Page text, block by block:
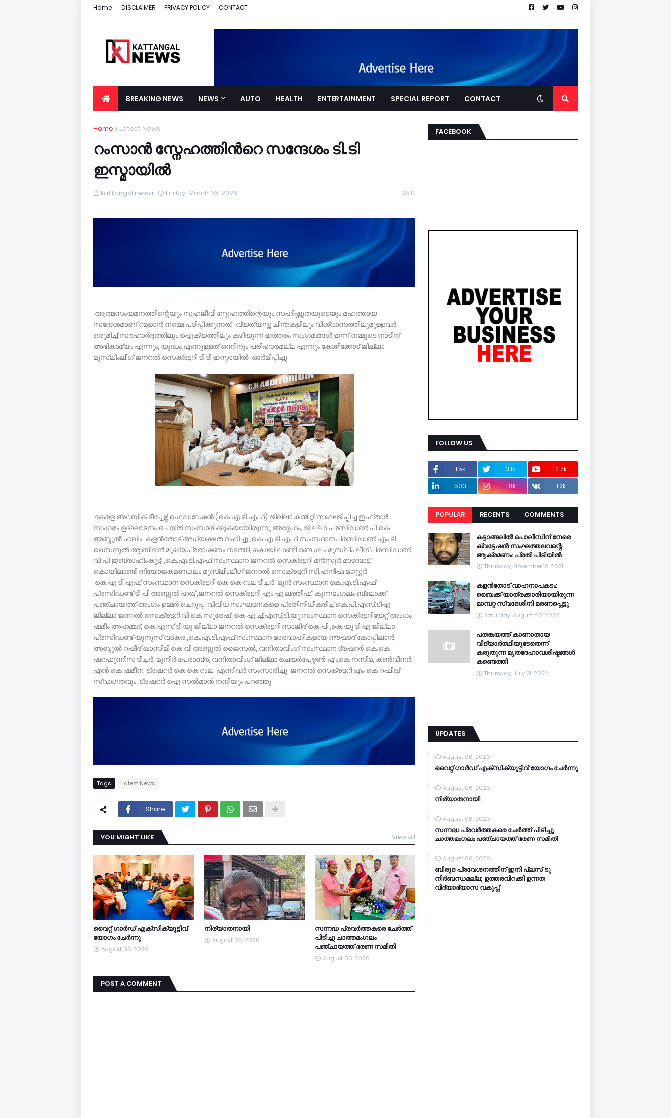
Home DISCLAIMER PRIVACY POLICY CONTACT
BREAKING NEWS NEWS AUTO HEALTH ENTERTAINMENT SPECIAL REPORT CONTACT
Home Latest News
റംസാൻ സ്നേഹത്തിൻറെ സന്ദേശം ടി.ടി
ഇസ്മായിൽ
kattangal newa Friday, March 06, 2026 0
ആത്മസംയമനത്തിന്റെയും സഹജീവി സ്നേഹത്തിന്റെയും സഹിഷ്ണുതയുടെയും മഹത്തായ
സന്ദേശമാണ് റമളാൻ നമ്മെ പഠിപ്പിക്കുന്നത്, വ്യത്യസ്ത ചിന്തകളിലും വിശ്വാസത്തിലുമുള്ളവർ
ഒരുമിച്ച് സൗഹാർദ്ദത്തിലും ഐക്യത്തിലും കഴിയുന്ന ഇത്തരം സംഗമങ്ങൾ ഇന്ന് നമ്മുടെ നാടിന്
അഭികാമ്യം എന്നും, യുദ്ധം എന്നുള്ളത് ഒന്നിനും പരിഹാരമല്ല എന്നും കോഴിക്കോട് ജില്ലാ
മുസ്ലിംലീഗ് ജനറൽ സെക്രട്ടറി ടി ടി ഇസ്മായിൽ ഓർമിപ്പിച്ചു
,കേരള അറബിക് ടീച്ചേഴ്സ് ഫെഡറേഷൻ (കെ.എ.ടി.എഫ്) ജില്ലാ കമ്മിറ്റി സംഘടിപ്പിച്ച ഇഫ്താർ
സംഗമം ഉദ്ഘാടനം ചെയ്ത് സംസാരിക്കുകയായിരുന്നു അദ്ദേഹം, ജില്ലാ പ്രസിഡണ്ട് പി കെ
അബ്ദുൽ ഹഖീം കളൻതോട് അധ്യക്ഷത വഹിച്ചു ,കെ.എ.ടി.എഫ് സംസ്ഥാന പ്രസിഡണ്ട് എം ടി
സൈനുൽ ആബിദീൻ മുഖ്യപ്രഭാഷണം നടത്തി, കൊയിലാണ്ടി മണ്ഡലം മുസ്ലിം ലീഗ് പ്രസിഡണ്ട്
വി പി ഇബ്രാഹിംകുട്ടി ,കെ.എ.ടി.എഫ് സംസ്ഥാന ജനറൽ സെക്രട്ടറി മൻസൂർ മാടമ്പാട്ട്,
കൊയിലാണ്ടി നിയോജകമണ്ഡലം മുസ്ലിംലീഗ് ജനറൽ സെക്രട്ടറി സി.ഹനീഫ മാസ്റ്റർ
,കെ.എ.ടി.എഫ് സംസ്ഥാന സെക്രട്ടറി കെ കെ റംല ടീച്ചർ, മുൻ സംസ്ഥാന കെ.എ.ടി.എഫ്
പ്രസിഡണ്ട് ടി പി അബ്ദുൽ ഹഖ് ,ജനറൽ സെക്രട്ടറി എം എ ലത്തീഫ്, കുന്നമംഗലം ബ്ലോക്ക്
പഞ്ചായത്ത് അംഗം ഉമ്മർ ചെറുപ്പ, വിവിധ സംഘടനകളെ പ്രതിനിധീകരിച്ച് കെ.പി.എസ്.ടിഎ
ജില്ലാ ജനറൽ സെക്രട്ടറി വി കെ സുരേഷ് ,കെ.എ.ച്ച്.എസ്.ടി.യു സംസ്ഥാന സെക്രട്ടറിയേറ്റ് അംഗം
ഷമീം അഹമ്മദ്, കെ.എസ്‌.ടി.യു ജില്ലാ ജനറൽ സെക്രട്ടറി സാജിദ് കെ പി ,കെ.യു.ടി.എ ജില്ലാ
പ്രസിഡണ്ട് യൂനുസ് വടകര ,കെ.എ.ടി.എഫ് സംസ്ഥാന ഭാരവാഹികളായ നൗഷാദ് കോപ്പിലാൻ,
അബ്ദുൽ റഷീദ് ഖാസിമി,കെ വി അബ്ദുൽ ജൈസൽ, വനിതാവിംഗ് സംസ്ഥാന ട്രഷറർ കെ.കെ
ഷറഫുന്നീസ ടീച്ചർ, മുനീർ പേരാമ്പ്ര, വനിതാവിംഗ് ജില്ലാ ചെയർപേഴ്സൺ എംകെ നസീമ, കൺവീനർ
എൻ കെ ഷമീന, ട്രഷറർ കെ.കെ റംല, എന്നിവർ സംസാരിച്ചു ജനറൽ സെക്രട്ടറി എം കെ റഫീഖ്
സ്വാഗതവും, ട്രഷറർ ഐ സൽമാൻ നന്ദിയും പറഞ്ഞു
Tags Latest News
Share
YOU MIGHT LIKE View all
വൈറ്റ് ഗാർഡ് എക്സിക്യൂട്ടിവ്
യോഗം ചേർന്നു
August 06, 2026
നിര്യാതനായി
August 06, 2026
സന്നദ്ധ പ്രവർത്തകരെ ചേർത്ത്
പിടിച്ചു ചാത്തമംഗലം
പഞ്ചായത്ത്‌ ഭരണ സമിതി
August 06, 2026
POST A COMMENT
FACEBOOK
FOLLOW US
1.5k 3.1k
2.7k
500
1.8k 1.2k
POPULAR RECENTS
COMMENTS
RECENTS
കട്ടാങ്ങലിൽ പൊലീസിന് നേരെ
ക്വട്ടേഷൻ സംഘത്തലവന്റെ
ആക്രമണം: പ്രതി പിടിയിൽ
Thursday, November 18, 2021
കളൻതോട് വാഹനാപകടം:
ബൈക്ക് യാത്രക്കാരിയായിരുന്ന
മാമ്പറ്റ സ്വദേശിനി മരണപ്പെട്ടു
Saturday, August 20, 2022
പതങ്കയത്ത് കാണാതായ
വിദ്യാർത്ഥിയുടേതെന്ന്
കരുതുന്ന മൃതദേഹാവശിഷ്ടങ്ങൾ
കണ്ടെത്തി
Thursday, July 21, 2022
UPDATES
August 06, 2026
വൈറ്റ് ഗാർഡ് എക്സിക്യൂട്ടിവ് യോഗം ചേർന്നു
August 06, 2026
നിര്യാതനായി
August 06, 2026
സന്നദ്ധ പ്രവർത്തകരെ ചേർത്ത് പിടിച്ചു
ചാത്തമംഗലം പഞ്ചായത്ത്‌ ഭരണ സമിതി
August 06, 2026
ബിരുദ പ്രവേശനത്തിന് ഇനി പ്ലസ് ടു
നിർബന്ധമല്ല; ഉത്തരവിറക്കി ഉന്നത
വിദ്യാഭ്യാസ വകുപ്പ്